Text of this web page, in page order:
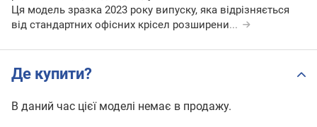
Ця модель зразка 2023 року випуску, яка відрізняється
від стандартних офісних крісел розширени...
Де купити?
В даний час цієї моделі немає в продажу.